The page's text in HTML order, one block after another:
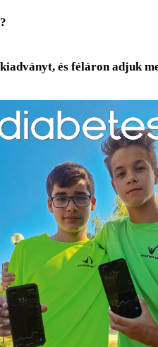
és féláron adjuk